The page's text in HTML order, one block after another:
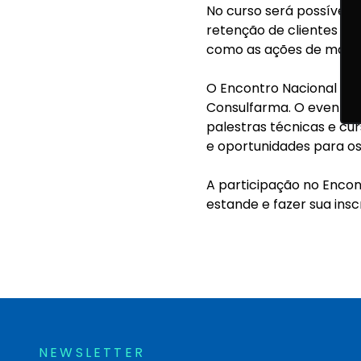
No curso será possível
retenção de clientes
como as ações de
O Encontro Nacional
Consulfarma. O
palestras técnicas e
e oportunidades para
A participação no
estande e fazer sua
NEWSLETTER